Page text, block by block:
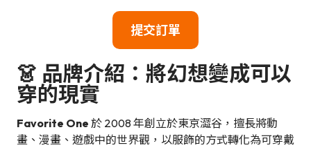
提交訂單
👗 品牌介紹：將幻想變成可以
穿的現實
Favorite One 於 2008 年創立於東京澀谷，擅長將動
畫、漫畫、遊戲中的世界觀，以服飾的方式轉化為可穿戴